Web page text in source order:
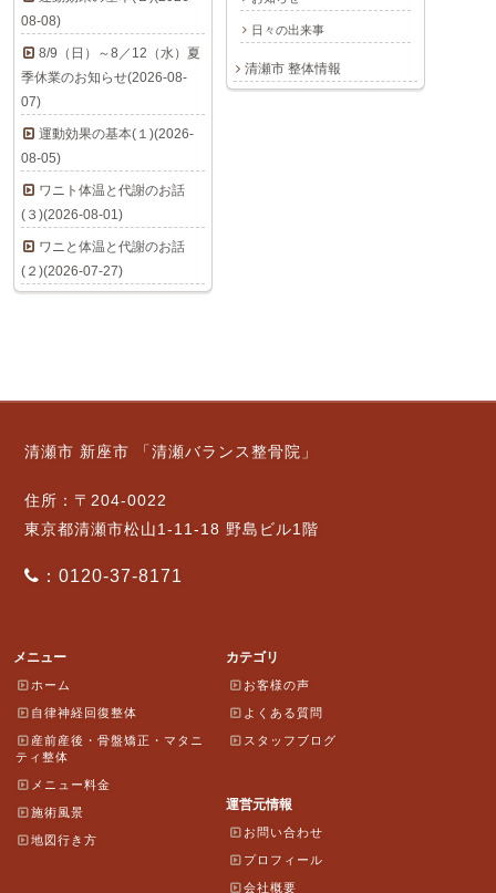
日々の出来事
清瀬市 整体情報
08-08)
8/9（日）～8／12（水）夏
季休業のお知らせ(2026-08-
07)
運動効果の基本(１)(2026-
08-05)
ワニト体温と代謝のお話
(３)(2026-08-01)
ワニと体温と代謝のお話
(２)(2026-07-27)
清瀬市 新座市 「清瀬バランス整骨院」
住所：〒204-0022
東京都清瀬市松山1-11-18 野島ビル1階
：0120-37-8171
メニュー
ホーム
自律神経回復整体
産前産後・骨盤矯正・マタニ
ティ整体
メニュー料金
施術風景
地図行き方
カテゴリ
お客様の声
よくある質問
スタッフブログ
運営元情報
お問い合わせ
プロフィール
会社概要